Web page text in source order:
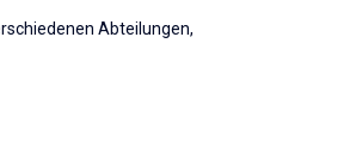
Abteilungen,